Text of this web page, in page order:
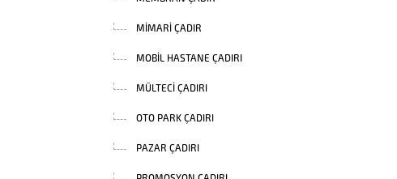
MIMARI ÇADIR
MOBIL HASTANE ÇADIRI
MÜLTECI ÇADIRI
OTO PARK ÇADIRI
PAZAR ÇADIRI